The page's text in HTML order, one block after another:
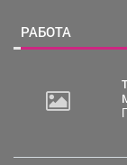
РАБОТА
ТРЕБУЕТСЯ -